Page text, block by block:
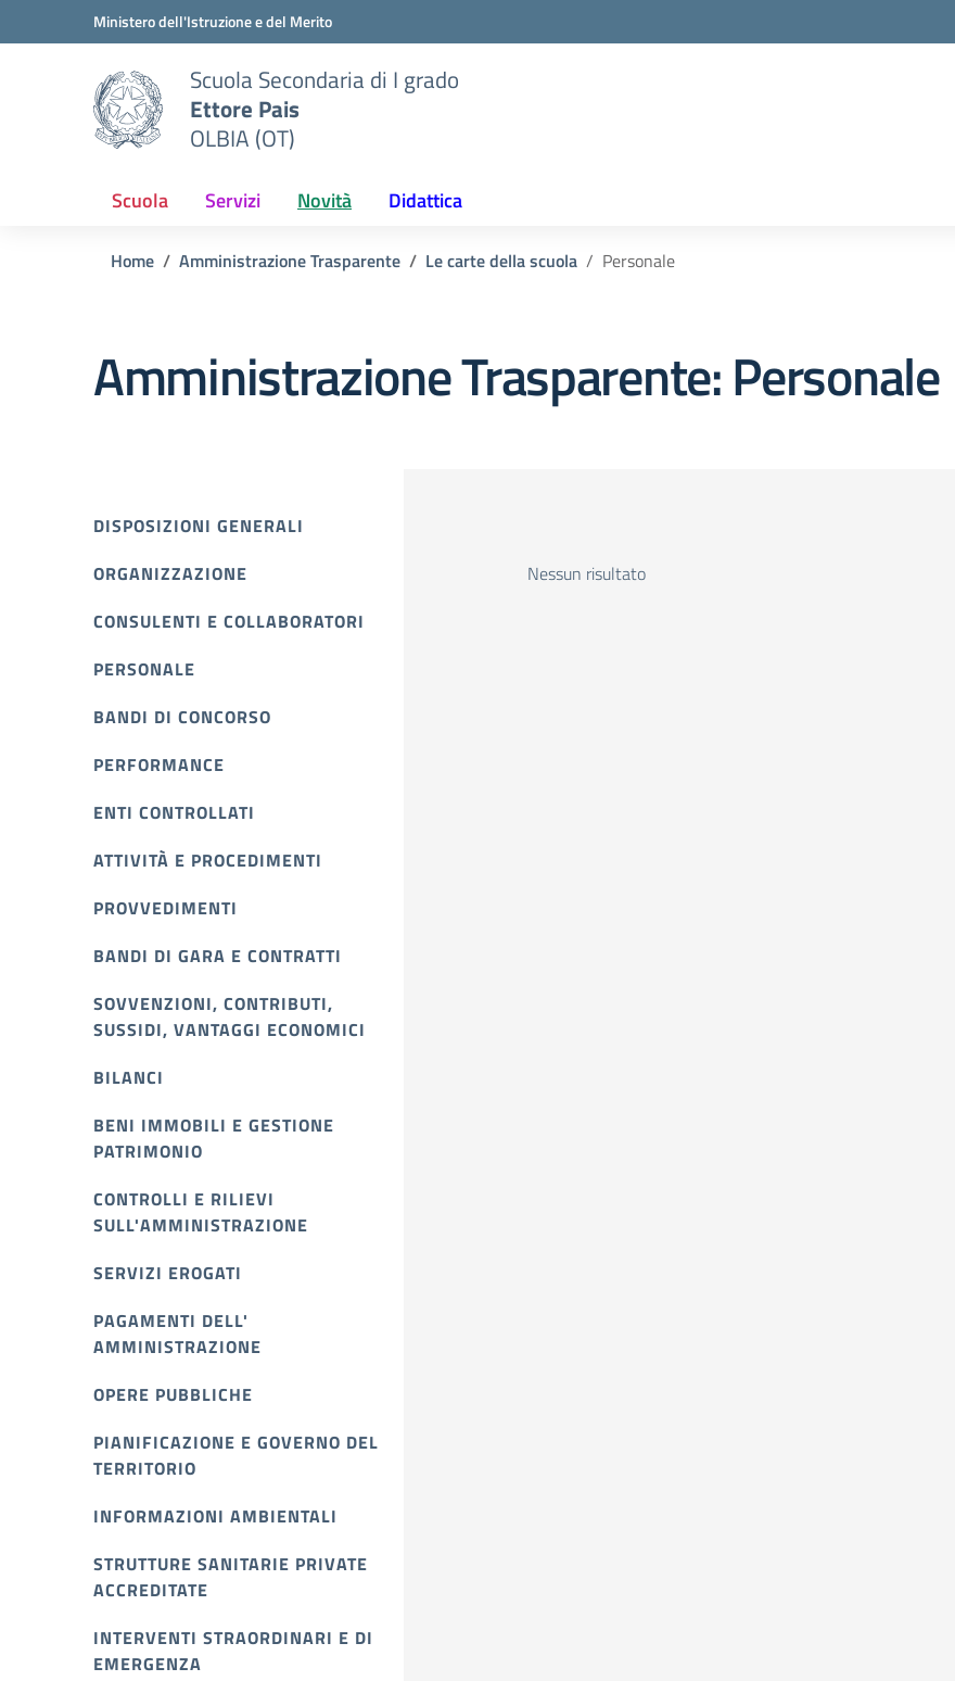
Vai ai contenuti
Vai al menu di navigazioneMinistero dell'Istruzione e del Merito
Scuola Secondaria di I grado
Ettore Pais
OLBIA (OT)
Scuola Servizi Novità Didattica
Home Amministrazione Trasparente Le carte della scuola Personale
Amministrazione Trasparente:Personale
DISPOSIZIONI GENERALI
ORGANIZZAZIONE
CONSULENTI E COLLABORATORI
PERSONALE
BANDI DI CONCORSO
PERFORMANCE
ENTI CONTROLLATI
ATTIVITÀ E PROCEDIMENTI
PROVVEDIMENTI
BANDI DI GARA E CONTRATTI
SOVVENZIONI, CONTRIBUTI,
SUSSIDI, VANTAGGI ECONOMICI
BILANCI
BENI IMMOBILI E GESTIONE
PATRIMONIO
CONTROLLI E RILIEVI
SULL'AMMINISTRAZIONE
SERVIZI EROGATI
PAGAMENTI DELL'
AMMINISTRAZIONE
OPERE PUBBLICHE
PIANIFICAZIONE E GOVERNO DEL
TERRITORIO
INFORMAZIONI AMBIENTALI
STRUTTURE SANITARIE PRIVATE
ACCREDITATE
INTERVENTI STRAORDINARI E DI
EMERGENZA
Nessun risultato